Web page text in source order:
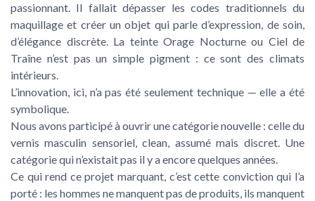
passionnant. Il fallait dépasser les codes traditionnels du
maquillage et créer un objet qui parle d’expression, de soin,
d’élégance discrète. La teinte Orage Nocturne ou Ciel de
Traîne n’est pas un simple pigment : ce sont des climats
intérieurs.
L’innovation, ici, n’a pas été seulement technique — elle a été
symbolique.
Nous avons participé à ouvrir une catégorie nouvelle : celle du
vernis masculin sensoriel, clean, assumé mais discret. Une
catégorie qui n’existait pas il y a encore quelques années.
Ce qui rend ce projet marquant, c’est cette conviction qui l’a
porté : les hommes ne manquent pas de produits, ils manquent